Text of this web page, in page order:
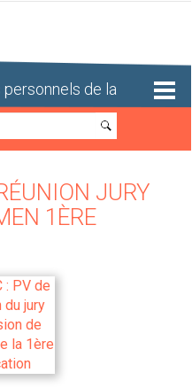
de la
Recherche
JURY
1ÈRE